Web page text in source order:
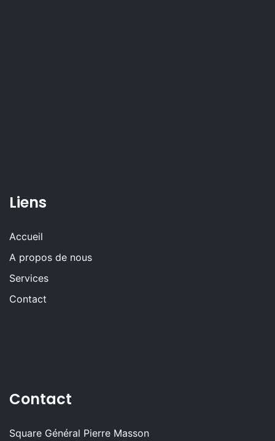
Liens
Accueil
A propos de nous
Services
Contact
Contact
Square Général Pierre Masson